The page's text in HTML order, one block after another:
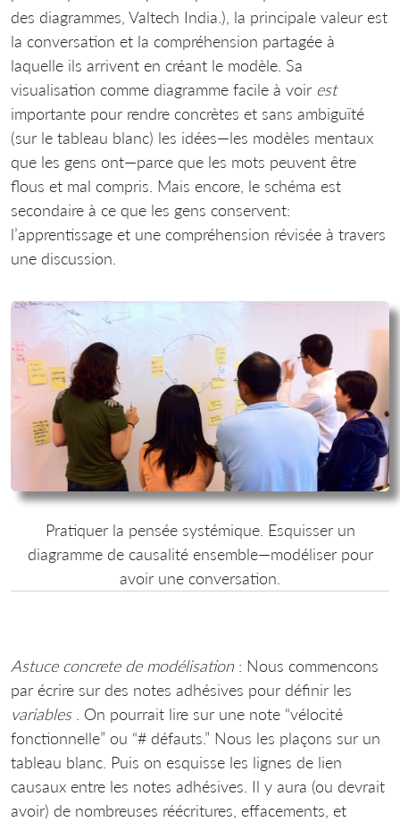
des diagrammes, Valtech India.), la principale valeur est
la conversation et la compréhension partagée à
laquelle ils arrivent en créant le modèle. Sa
visualisation comme diagramme facile à voir est
importante pour rendre concrètes et sans ambiguïté
(sur le tableau blanc) les idées—les modèles mentaux
que les gens ont—parce que les mots peuvent être
flous et mal compris. Mais encore, le schéma est
secondaire à ce que les gens conservent:
l’apprentissage et une compréhension révisée à travers
une discussion.
Pratiquer la pensée systémique. Esquisser un
diagramme de causalité ensemble—modéliser pour
avoir une conversation.
Astuce concrete de modélisation : Nous commencons
par écrire sur des notes adhésives pour définir les
variables. On pourrait lire sur une note “vélocité
fonctionnelle” ou “# défauts.” Nous les plaçons sur un
tableau blanc. Puis on esquisse les lignes de lien
causaux entre les notes adhésives. Il y aura (ou devrait
avoir) de nombreuses réécritures, effacements, et